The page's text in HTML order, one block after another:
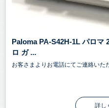
Paloma PA-S42H-1L パロマ
ロ ガ ...
お客さまよりお電話にてご連絡いた
詳し